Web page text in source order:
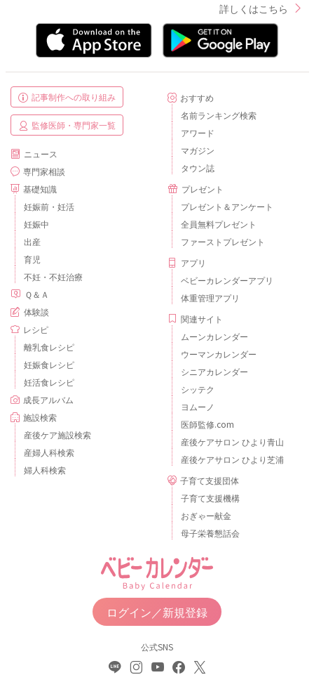
詳しくはこちら
記事制作への取り組み
監修医師・専門家一覧
ニュース
専門家相談
基礎知識
妊娠前・妊活
妊娠中
出産
育児
不妊・不妊治療
Ｑ＆Ａ
体験談
レシピ
離乳食レシピ
妊娠食レシピ
妊活食レシピ
成長アルバム
施設検索
産後ケア施設検索
産婦人科検索
婦人科検索
おすすめ
名前ランキング検索
アワード
マガジン
タウン誌
プレゼント
プレゼント＆アンケート
全員無料プレゼント
ファーストプレゼント
アプリ
ベビーカレンダーアプリ
体重管理アプリ
関連サイト
ムーンカレンダー
ウーマンカレンダー
シニアカレンダー
シッテク
ヨムーノ
医師監修.com
産後ケアサロン ひより青山
産後ケアサロン ひより芝浦
子育て支援団体
子育て支援機構
おぎゃー献金
母子栄養懇話会
ログイン／新規登録
公式SNS